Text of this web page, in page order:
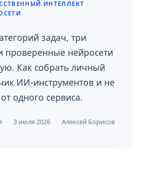
ИНТЕЛЛЕКТ ·
задач, три
проверенные нейросети
Как собрать личный
ИИ-инструментов и не
одного сервиса.
3 июля 2026 Алексей Борисов